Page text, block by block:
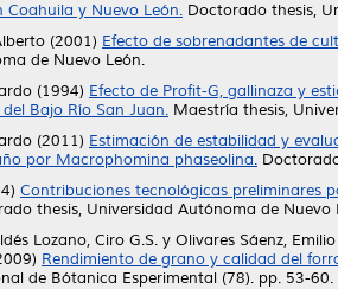
Coahuila y Nuevo León. Doctorado thesis,
(2001) Efecto de sobrenadantes de
de Nuevo León.
(1994) Efecto de Profit-G, gallinaza y
Bajo Río San Juan. Maestría thesis,
(2011) Estimación de estabilidad y
por Macrophomina phaseolina.
Contribuciones tecnológicas preliminares
thesis, Universidad Autónoma de Nuevo
Lozano, Ciro G.S. y Olivares Sáenz, Emilio
Rendimiento de grano y calidad del
de Bótanica Esperimental (78). pp. 53-